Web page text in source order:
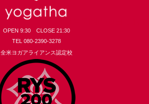
OPEN 9:30 CLOSE 21:30
TEL 080-2390-3278
全米ヨガアライアンス認定校